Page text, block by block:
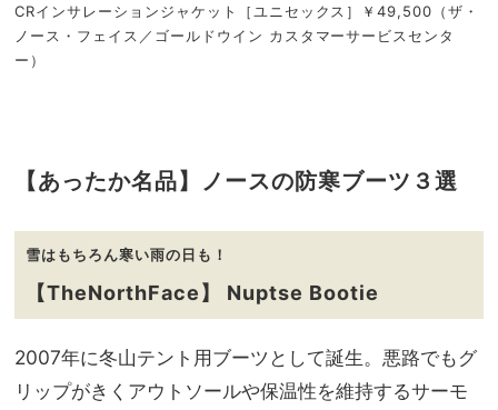
CRインサレーションジャケット［ユニセックス］￥49,500（ザ・
ノース・フェイス／ゴールドウイン カスタマーサービスセンタ
ー）
【あったか名品】ノースの防寒ブーツ３選
雪はもちろん寒い雨の日も！
【TheNorthFace】 Nuptse Bootie
2007年に冬山テント用ブーツとして誕生。悪路でもグ
リップがきくアウトソールや保温性を維持するサーモ